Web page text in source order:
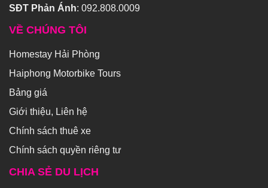
SĐT Phản Ánh: 092.808.0009
VỀ CHÚNG TÔI
Homestay Hải Phòng
Haiphong Motorbike Tours
Bảng giá
Giới thiệu, Liên hệ
Chính sách thuê xe
Chính sách quyền riêng tư
CHIA SẺ DU LỊCH